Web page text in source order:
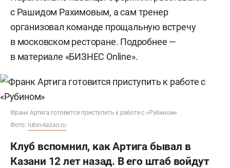
с Рашидом Рахимовым, а сам тренер
организовал команде прощальную встречу
в московском ресторане. Подробнее —
в материале «БИЗНЕС Online».
Франк Артига готовится приступить к работе с «Рубином»
Фото: rubin-kazan.ru
Клуб вспомнил, как Артига бывал в
Казани 12 лет назад. В его штаб войдут